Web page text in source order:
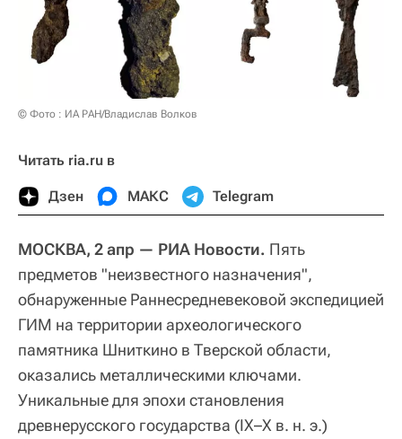
© Фото : ИА РАН/Владислав Волков
Читать ria.ru в
Дзен МАКС Telegram
МОСКВА, 2 апр — РИА Новости. Пять
предметов "неизвестного назначения",
обнаруженные Раннесредневековой экспедицией
ГИМ на территории археологического
памятника Шниткино в Тверской области,
оказались металлическими ключами.
Уникальные для эпохи становления
древнерусского государства (IX–X в. н. э.)